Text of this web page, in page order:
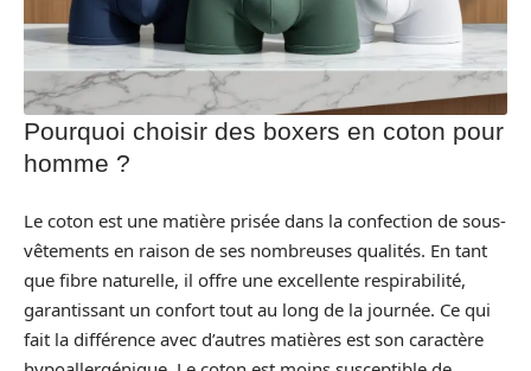
Pourquoi choisir des boxers en coton pour
homme ?
Le coton est une matière prisée dans la confection de sous-
vêtements en raison de ses nombreuses qualités. En tant
que fibre naturelle, il offre une excellente respirabilité,
garantissant un confort tout au long de la journée. Ce qui
fait la différence avec d’autres matières est son caractère